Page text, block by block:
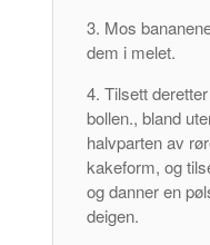
Mos
dem i melet.
Tilsett
bollen., bland
halvparten av
kakeform, og
og danner en
deigen.